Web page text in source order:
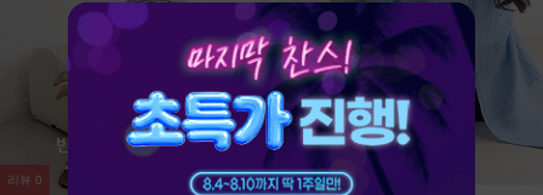
리뷰 0 리뷰15